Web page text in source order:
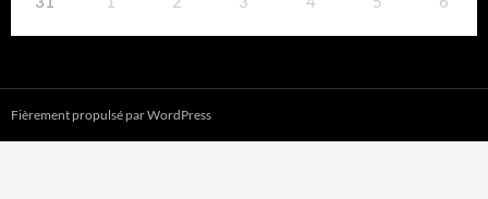
Fièrement propulsé par WordPress